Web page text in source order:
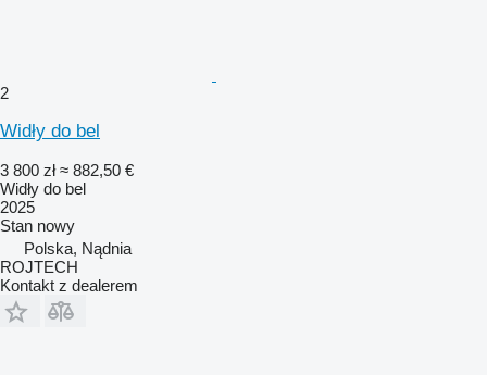
2
Widły do bel
3 800 zł ≈ 882,50 €
Widły do bel
2025
Stan nowy
Polska, Nądnia
ROJTECH
Kontakt z dealerem